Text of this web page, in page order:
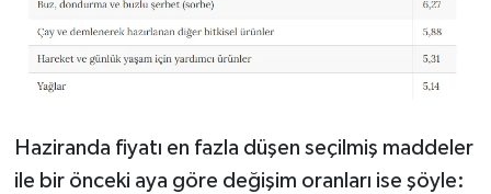
Haziranda fiyatı en fazla düşen seçilmiş maddeler
ile bir önceki aya göre değişim oranları ise şöyle: